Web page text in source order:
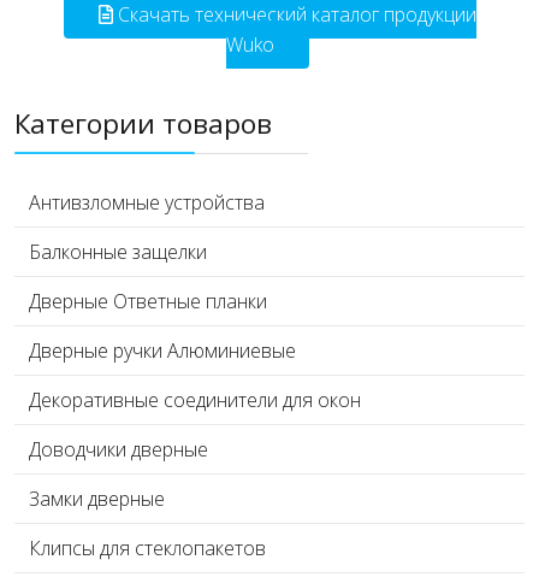
Скачать технический каталог продукции
Wuko
Категории товаров
Антивзломные устройства
Балконные защелки
Дверные Ответные планки
Дверные ручки Алюминиевые
Декоративные соединители для окон
Доводчики дверные
Замки дверные
Клипсы для стеклопакетов